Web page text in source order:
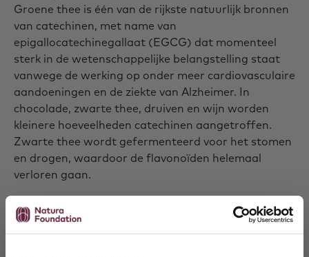
Groene thee is één van de rijkste natuurlijk bronnen
van catechinen, met name van
epigallocatechinegallaat (EGCG) dat momenteel
sterk in de wetenschappelijke belangstelling staat
vanwege de werking op onder meer cardiovasculaire
aandoeningen en de ziekte van Alzheimer. In
chocolade, zwarte thee, druiven en wijn worden
kleinere hoeveelheden catechinen aangetroffen.
Zwarte thee wordt gefermenteerd voor het stomen
en drogen, waardoor de flavonoïden helemaal
verloren gaan.
Catechinen blijken ook het afslanken door
lichaamsbeweging te kunnen ondersteunen. Ruim